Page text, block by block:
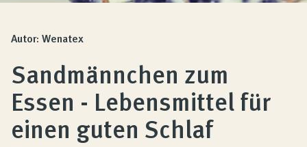
Qualität und Garantie
Kundenbewertungen
Produktberatung
Autor: Wenatex
Sandmännchen zum
Essen - Lebensmittel für
einen guten Schlaf